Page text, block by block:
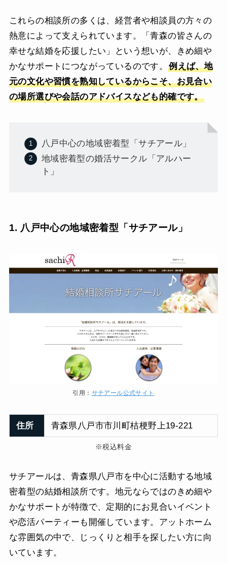
これらの相談所の多くは、経営者や相談員の方々の
熱意によって支えられています。「青森の皆さんの
幸せな結婚を応援したい」という想いが、きめ細や
かなサポートにつながっているのです。例えば、地
元の文化や習慣を熟知しているからこそ、お見合い
の場所選びや会話のアドバイスなども的確です。
八戸中心の地域密着型「サチアール」
地域密着型の婚活サークル「アルハー
ト」
1. 八戸中心の地域密着型「サチアール」
引用： サチアール公式サイト
住所 青森県八戸市市川町桔梗野上19-221
※税込料金
サチアールは、青森県八戸市を中心に活動する地域
密着型の結婚相談所です。地元ならではのきめ細や
かなサポートが特徴で、定期的にお見合いイベント
や恋活パーティーも開催しています。アットホーム
な雰囲気の中で、じっくりと相手を探したい方に向
いています。